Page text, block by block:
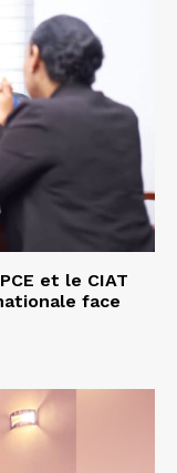
et le CIAT
face